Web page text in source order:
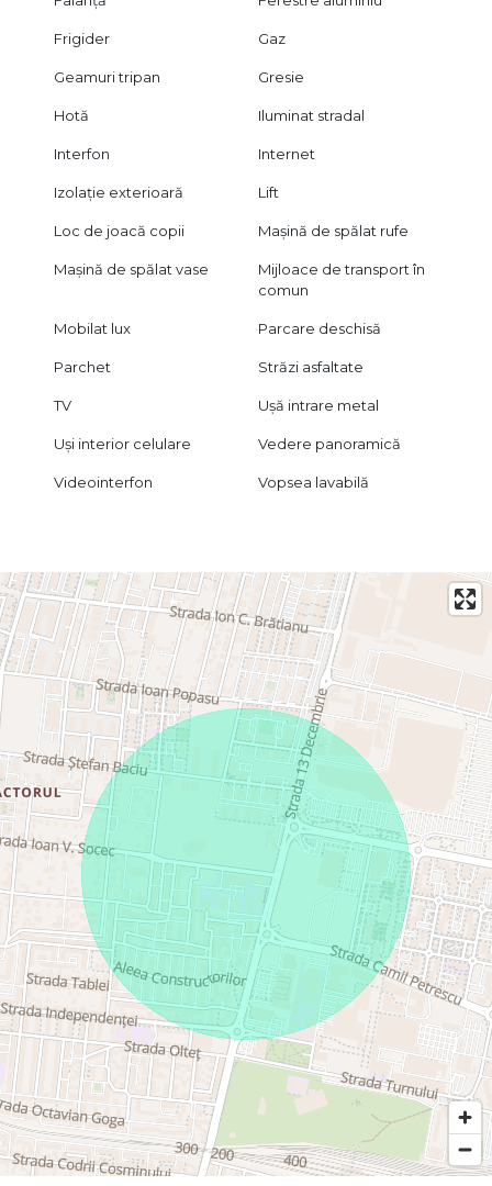
Frigider Gaz
Geamuri tripan Gresie
Hotă Iluminat stradal
Interfon Internet
Izolație exterioară Lift
Loc de joacă copii Mașină de spălat rufe
Mașină de spălat vase
Mijloace de transport în
comun
Mobilat lux Parcare deschisă
Parchet Străzi asfaltate
TV Ușă intrare metal
Uși interior celulare Vedere panoramică
Videointerfon Vopsea lavabilă